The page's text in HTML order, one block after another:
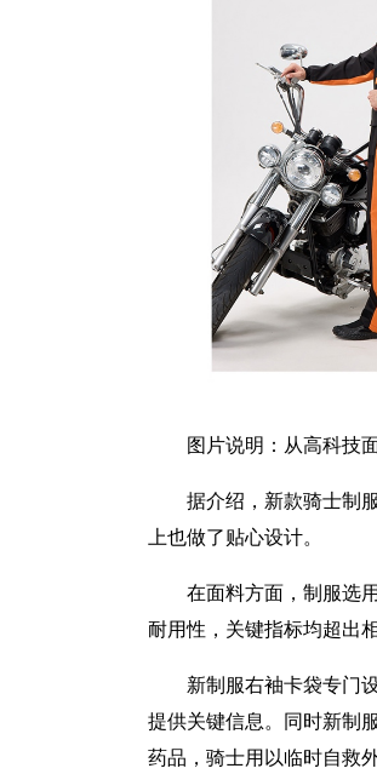
图片说明：从高科技
据介绍，新款骑士制
上也做了贴心设计。
在面料方面，制服选
耐用性，关键指标均超出
新制服右袖卡袋专门
提供关键信息。同时新制
药品，骑士用以临时自救